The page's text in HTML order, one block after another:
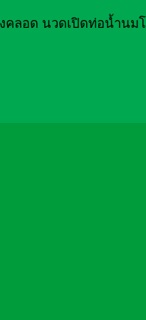
คลอด นวดเปิดท่อน้ำน